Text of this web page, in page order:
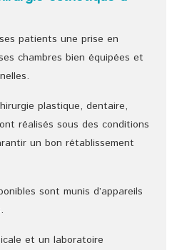
patients une prise en
chambres bien équipées et
plastique, dentaire,
réalisés sous des conditions
un bon rétablissement
sont munis d’appareils
et un laboratoire